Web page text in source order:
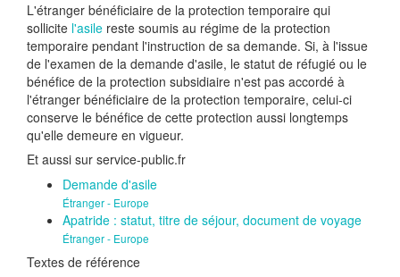
L'étranger bénéficiaire de la protection temporaire qui
sollicite l'asile reste soumis au régime de la protection
temporaire pendant l'instruction de sa demande. Si, à l'issue
de l'examen de la demande d'asile, le statut de réfugié ou le
bénéfice de la protection subsidiaire n'est pas accordé à
l'étranger bénéficiaire de la protection temporaire, celui-ci
conserve le bénéfice de cette protection aussi longtemps
qu'elle demeure en vigueur.
Et aussi sur service-public.fr
Demande d'asile
Étranger - Europe
Apatride : statut, titre de séjour, document de voyage
Étranger - Europe
Textes de référence